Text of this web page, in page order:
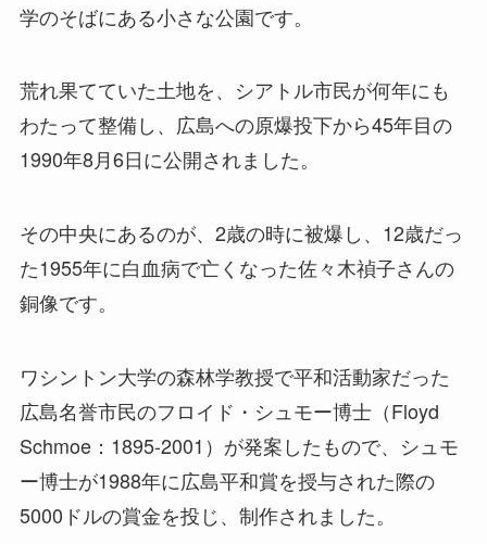
学のそばにある小さな公園です。
荒れ果てていた土地を、シアトル市民が何年にも
わたって整備し、広島への原爆投下から45年目の
1990年8月6日に公開されました。
その中央にあるのが、2歳の時に被爆し、12歳だっ
た1955年に白血病で亡くなった佐々木禎子さんの
銅像です。
ワシントン大学の森林学教授で平和活動家だった
広島名誉市民のフロイド・シュモー博士（Floyd
Schmoe：1895-2001）が発案したもので、シュモ
ー博士が1988年に広島平和賞を授与された際の
5000ドルの賞金を投じ、制作されました。